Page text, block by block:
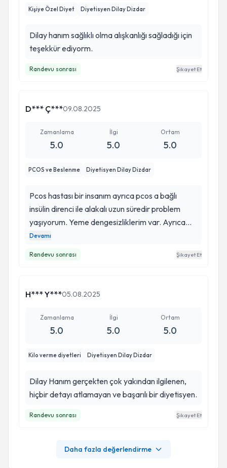
Kişiye Özel Diyet Diyetisyen Dilay Dizdar
Dilay hanım sağlıklı olma alışkanlığı sağladığı için
teşekkür ediyorm.
Randevu sonrası Şikayet Et
D*** Ç***09.08.2025
Zamanlama
5.0
İlgi
5.0
Ortam
5.0
PCOS ve Beslenme Diyetisyen Dilay Dizdar
Pcos hastası bir insanım ayrıca pcos a bağlı
insülin direnci ile alakalı uzun süredir problem
yaşıyorum. Yeme dengesizliklerim var. Ayrıca
psikolojik yiyiciyin. Dilay’cıpımla daha ilk
Devamı
Randevu sonrası Şikayet Et
H*** Y***05.08.2025
Zamanlama
5.0
İlgi
5.0
Ortam
5.0
Kilo verme diyetleri Diyetisyen Dilay Dizdar
Dilay Hanım gerçekten çok yakından ilgilenen,
hiçbir detayı atlamayan ve başarılı bir diyetisyen.
Randevu sonrası Şikayet Et
Daha fazla değerlendirme